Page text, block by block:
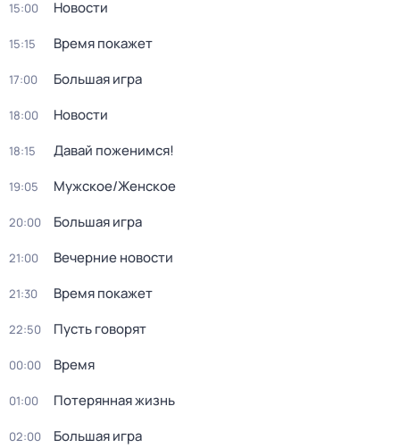
15:00 Новости
15:15 Время покажет
17:00 Большая игра
18:00 Новости
18:15 Давай поженимся!
19:05 Мужское/Женское
20:00 Большая игра
21:00 Вечерние новости
21:30 Время покажет
22:50 Пусть говорят
00:00 Время
01:00 Потерянная жизнь
02:00 Большая игра